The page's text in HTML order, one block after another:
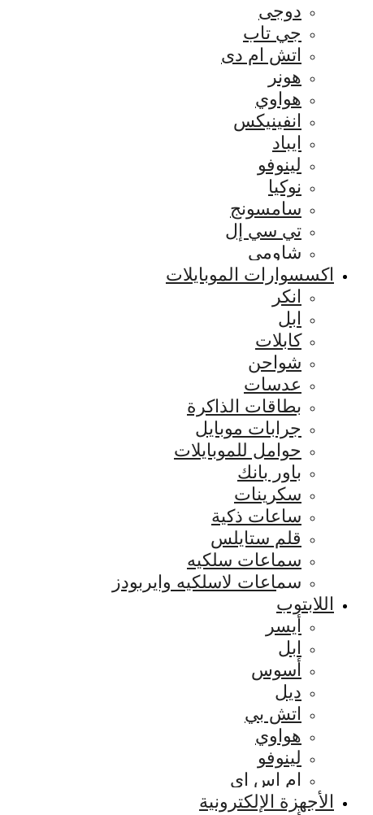
دوجى
جي تاب
اتش ام دى
هونر
هواوي
انفينيكس
ايباد
لينوفو
نوكيا
سامسونج
تي سي إل
شاومي
اكسسوارات الموبايلات
انكر
ابل
كابلات
شواحن
عدسات
بطاقات الذاكرة
جرابات موبايل
حوامل للموبايلات
باور بانك
سكرينات
ساعات ذكية
قلم ستايلس
سماعات سلكيه
سماعات لاسلكيه وايربودز
اللابتوب
أيسر
ابل
أسوس
ديل
اتش بي
هواوي
لينوفو
ام اس اي
الأجهزة الإلكترونية